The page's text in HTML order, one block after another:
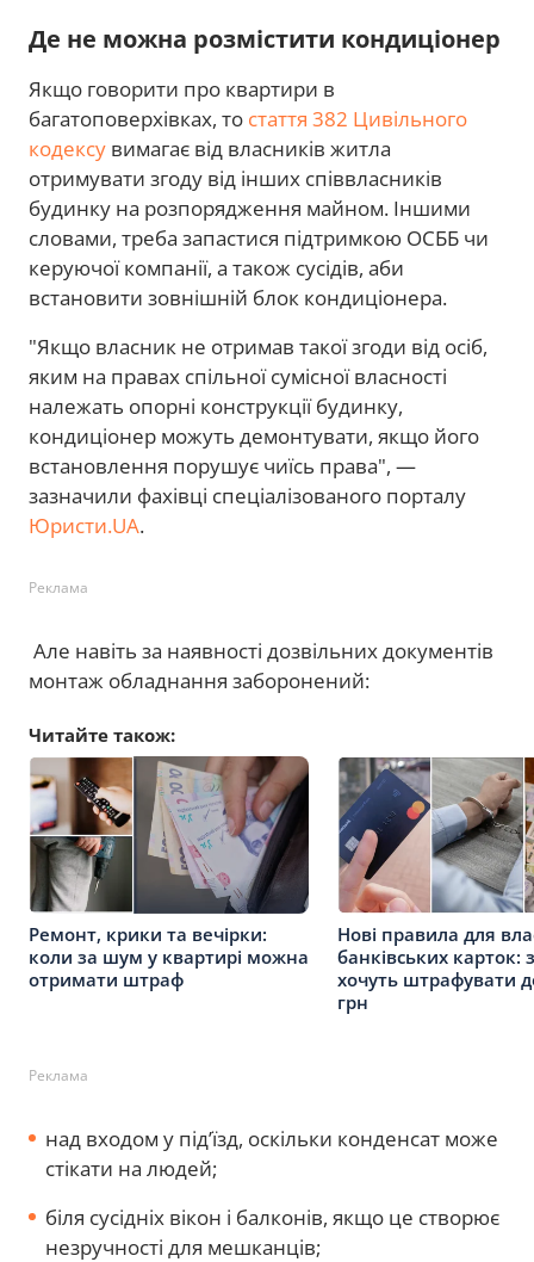
Де не можна розмістити кондиціонер
Якщо говорити про квартири в
багатоповерхівках, то стаття 382 Цивільного
кодексу вимагає від власників житла
отримувати згоду від інших співвласників
будинку на розпорядження майном. Іншими
словами, треба запастися підтримкою ОСББ чи
керуючої компанії, а також сусідів, аби
встановити зовнішній блок кондиціонера.
"Якщо власник не отримав такої згоди від осіб,
яким на правах спільної сумісної власності
належать опорні конструкції будинку,
кондиціонер можуть демонтувати, якщо його
встановлення порушує чиїсь права", —
зазначили фахівці спеціалізованого порталу
Юристи.UA.
Реклама
Але навіть за наявності дозвільних документів
монтаж обладнання заборонений:
Читайте також:
Ремонт, крики та вечірки:
коли за шум у квартирі можна
отримати штраф
Нові правила для
банківських карток:
хочуть штрафувати
грн
Реклама
над входом у під’їзд, оскільки конденсат може
стікати на людей;
біля сусідніх вікон і балконів, якщо це створює
незручності для мешканців;